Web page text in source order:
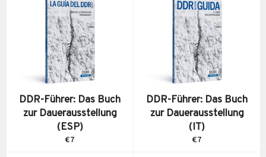
DDR-Führer: Das Buch
zur Dauerausstellung
(ESP)
Normaler
€7
DDR-Führer: Das Buch
zur Dauerausstellung
(IT)
Normaler
€7